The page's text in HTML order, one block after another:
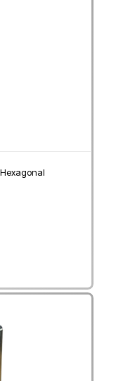
Hexagonal